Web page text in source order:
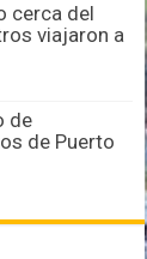
cerca del
viajaron a
de
de Puerto